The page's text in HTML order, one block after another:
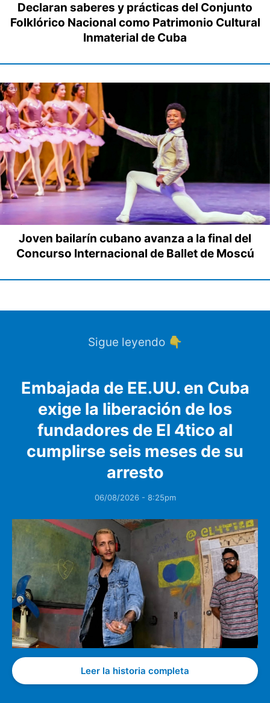
Declaran saberes y prácticas del Conjunto
Folklórico Nacional como Patrimonio Cultural
Inmaterial de Cuba
Joven bailarín cubano avanza a la final del
Concurso Internacional de Ballet de Moscú
Sigue leyendo 👇